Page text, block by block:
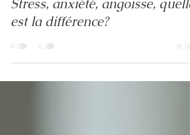
Stress, anxiété, angoisse, quelle
est la différence?